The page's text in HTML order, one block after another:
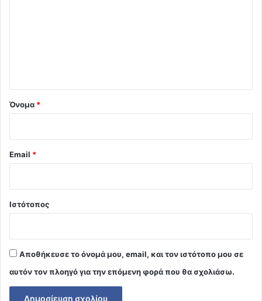
Όνομα *
Email *
Ιστότοπος
Αποθήκευσε το όνομά μου, email, και τον ιστότοπο μου σε
αυτόν τον πλοηγό για την επόμενη φορά που θα σχολιάσω.